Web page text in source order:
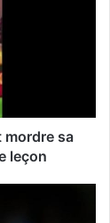
mordre sa
leçon